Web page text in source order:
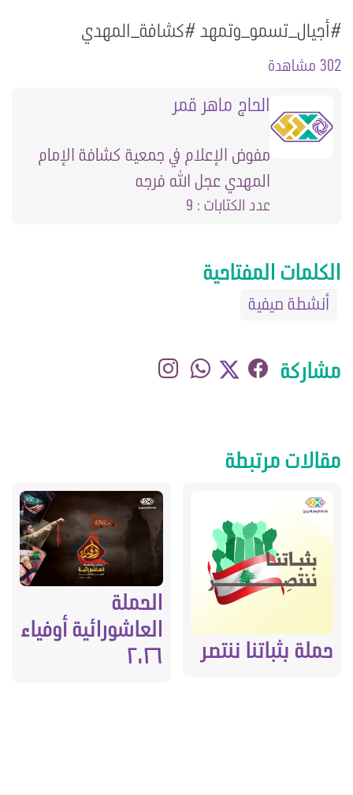
#أجيال_تسمو_وتمهد #كشافة_المهدي
302 مشاهدة
الحاج ماهر قمر
مفوض الإعلام في جمعية كشافة الإمام
المهدي عجل الله فرجه
عدد الكتابات : 9
الكلمات المفتاحية
أنشطة صيفية
مشاركة
مقالات مرتبطة
الحملة
العاشورائية أوفياء
٢٠٢٦
حملة بثباتنا ننتصر